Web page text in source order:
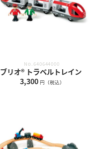
No.640644000
ブリオ® トラベルトレイン
3,300 円（税込）